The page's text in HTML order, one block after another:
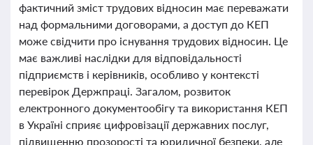
фактичний зміст трудових відносин має переважати
над формальними договорами, а доступ до КЕП
може свідчити про існування трудових відносин. Це
має важливі наслідки для відповідальності
підприємств і керівників, особливо у контексті
перевірок Держпраці. Загалом, розвиток
електронного документообігу та використання КЕП
в Україні сприяє цифровізації державних послуг,
підвищенню прозорості та юридичної безпеки, але